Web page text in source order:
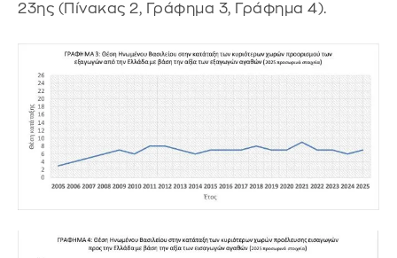
23ης (Πίνακας 2, Γράφημα 3, Γράφημα 4).